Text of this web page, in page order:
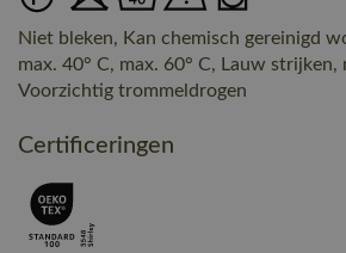
Niet bleken, Kan chemisch gereinigd
max. 40° C, max. 60° C, Lauw strijken,
Voorzichtig trommeldrogen
Certificeringen